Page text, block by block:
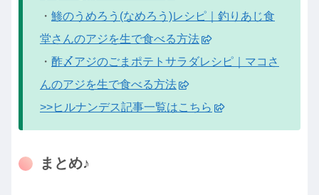
・ 鯵のうめろう(なめろう)レシピ｜釣りあじ食
堂さんのアジを生で食べる方法
・ 酢〆アジのごまポテトサラダレシピ｜マコさ
んのアジを生で食べる方法
>>ヒルナンデス記事一覧はこちら
まとめ♪